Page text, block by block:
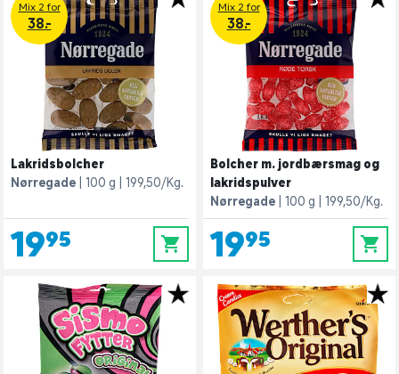
Mix 2 for
38.-
Lakridsbolcher
Nørregade
100 g 199,50/Kg.
19,95 0
Mix 2 for
38.-
Bolcher m. jordbærsmag og
lakridspulver
Nørregade
100 g 199,50/Kg.
19,95 0